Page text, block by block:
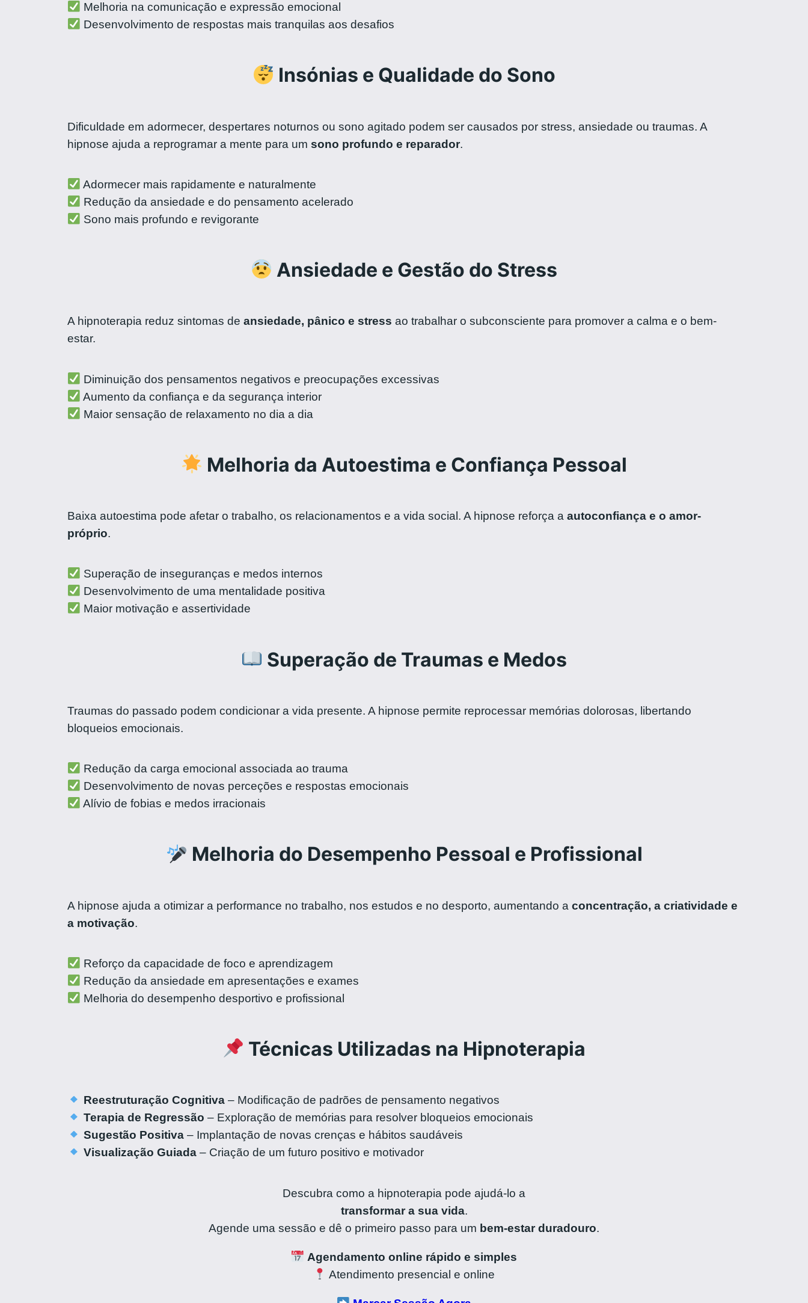
Melhoria na comunicação e expressão emocional
Desenvolvimento de respostas mais tranquilas aos desafios
Insónias e Qualidade do Sono
Dificuldade em adormecer, despertares noturnos ou sono agitado podem ser causados por stress, ansiedade ou traumas. A
hipnose ajuda a reprogramar a mente para um sono profundo e reparador.
Adormecer mais rapidamente e naturalmente
Redução da ansiedade e do pensamento acelerado
Sono mais profundo e revigorante
Ansiedade e Gestão do Stress
A hipnoterapia reduz sintomas de ansiedade, pânico e stress ao trabalhar o subconsciente para promover a calma e o bem-
estar.
Diminuição dos pensamentos negativos e preocupações excessivas
Aumento da confiança e da segurança interior
Maior sensação de relaxamento no dia a dia
Melhoria da Autoestima e Confiança Pessoal
Baixa autoestima pode afetar o trabalho, os relacionamentos e a vida social. A hipnose reforça a autoconfiança e o amor-
próprio.
Superação de inseguranças e medos internos
Desenvolvimento de uma mentalidade positiva
Maior motivação e assertividade
Superação de Traumas e Medos
Traumas do passado podem condicionar a vida presente. A hipnose permite reprocessar memórias dolorosas, libertando
bloqueios emocionais.
Redução da carga emocional associada ao trauma
Desenvolvimento de novas perceções e respostas emocionais
Alívio de fobias e medos irracionais
Melhoria do Desempenho Pessoal e Profissional
A hipnose ajuda a otimizar a performance no trabalho, nos estudos e no desporto, aumentando a concentração, a criatividade e
a motivação.
Reforço da capacidade de foco e aprendizagem
Redução da ansiedade em apresentações e exames
Melhoria do desempenho desportivo e profissional
Técnicas Utilizadas na Hipnoterapia
Reestruturação Cognitiva– Modificação de padrões de pensamento negativos
Terapia de Regressão – Exploração de memórias para resolver bloqueios emocionais
Sugestão Positiva– Implantação de novas crenças e hábitos saudáveis
Visualização Guiada– Criação de um futuro positivo e motivador
Descubra como a hipnoterapia pode ajudá-lo a
transformar a sua vida.
Agende uma sessão e dê o primeiro passo para um bem-estar duradouro.
Agendamento online rápido e simples
Atendimento presencial e online